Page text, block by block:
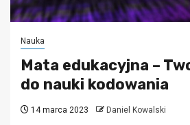
Nauka
Mata edukacyjna –
do nauki kodowania
14 marca 2023 Daniel Kowalski